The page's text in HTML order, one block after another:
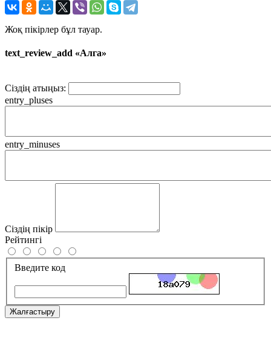
Жоқ пікірлер бұл тауар.
text_review_add «Алга»
Сіздің атыңыз:
entry_pluses
entry_minuses
Сіздің пікір
Рейтингі
Введите код
Жалғастыру